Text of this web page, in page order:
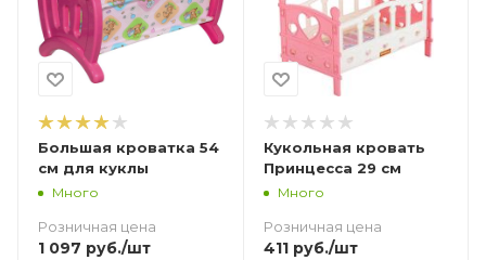
Большая кроватка 54
см для куклы
Много
Розничная цена
1 097 руб./шт
Кукольная кровать
Принцесса 29 см
Много
Розничная цена
411руб./шт